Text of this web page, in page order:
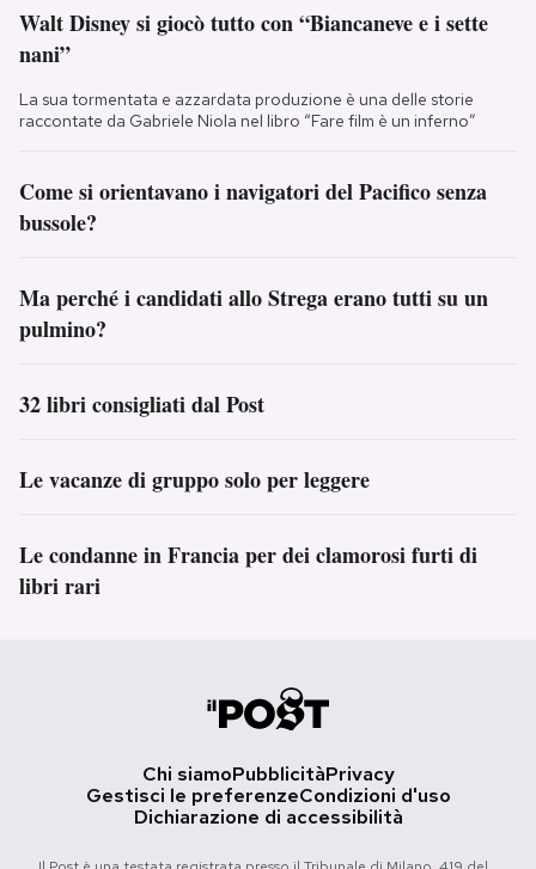
Walt Disney si giocò tutto con “Biancaneve e i sette
nani”
La sua tormentata e azzardata produzione è una delle storie
raccontate da Gabriele Niola nel libro “Fare film è un inferno”
Come si orientavano i navigatori del Pacifico senza
bussole?
Ma perché i candidati allo Strega erano tutti su un
pulmino?
32 libri consigliati dal Post
Le vacanze di gruppo solo per leggere
Le condanne in Francia per dei clamorosi furti di
libri rari
Chi siamoPubblicitàPrivacy
Gestisci le preferenzeCondizioni d'uso
Dichiarazione di accessibilità